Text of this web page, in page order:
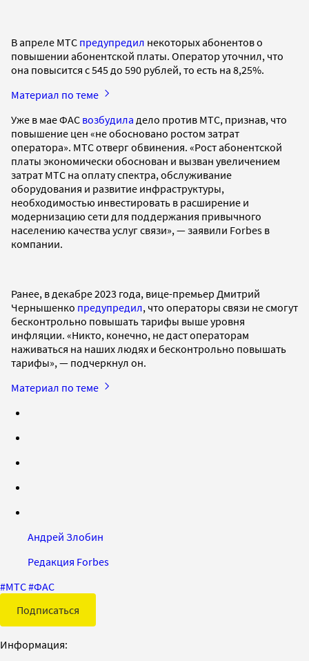
В апреле МТС предупредил некоторых абонентов о
повышении абонентской платы. Оператор уточнил, что
она повысится с 545 до 590 рублей, то есть на 8,25%.
Материал по теме
Уже в мае ФАС возбудила дело против МТС, признав, что
повышение цен «не обосновано ростом затрат
оператора». МТС отверг обвинения. «Рост абонентской
платы экономически обоснован и вызван увеличением
затрат МТС на оплату спектра, обслуживание
оборудования и развитие инфраструктуры,
необходимостью инвестировать в расширение и
модернизацию сети для поддержания привычного
населению качества услуг связи», — заявили Forbes в
компании.
Ранее, в декабре 2023 года, вице-премьер Дмитрий
Чернышенко предупредил, что операторы связи не смогут
бесконтрольно повышать тарифы выше уровня
инфляции. «Никто, конечно, не даст операторам
наживаться на наших людях и бесконтрольно повышать
тарифы», — подчеркнул он.
Материал по теме
Андрей Злобин
Редакция Forbes
#МТС#ФАС
Подписаться
Информация: